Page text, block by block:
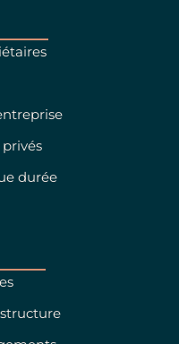
n
durée